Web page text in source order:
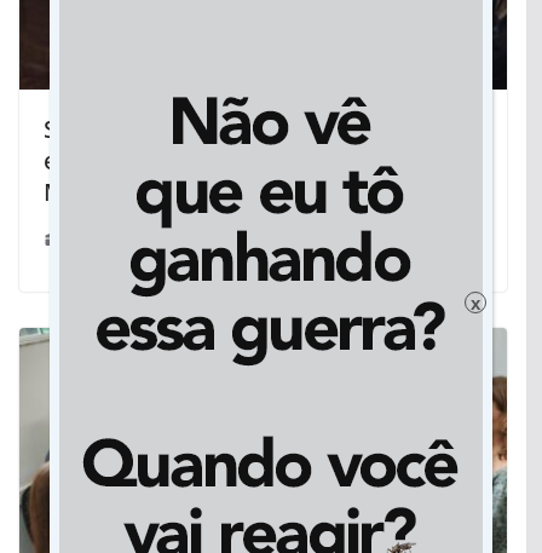
Segurança pública: Governo de MS
entrega novos fuzis para polícias
Militar e Civil
x